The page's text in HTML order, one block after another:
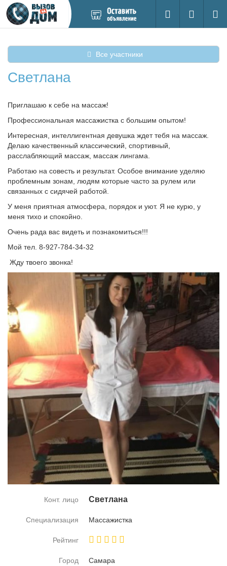
новое
Поиск
Вход на
Все участники
Светлана
Приглашаю к себе на массаж!
Профессиональная массажистка с большим опытом!
Интересная, интеллигентная девушка ждет тебя на массаж.
Делаю качественный классический, спортивный,
расслабляющий массаж, массаж лингама.
Работаю на совесть и результат. Особое внимание уделяю
проблемным зонам, людям которые часто за рулем или
связанных с сидячей работой.
У меня приятная атмосфера, порядок и уют. Я не курю, у
меня тихо и спокойно.
Очень рада вас видеть и познакомиться!!!
Мой тел. 8-927-784-34-32
Жду твоего звонка!
Конт. лицо Свет­ла­на
Специализация Мас­са­жист­ка
Рейтинг
Город
Са­ма­ра